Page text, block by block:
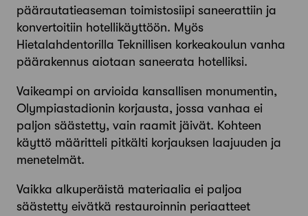
päärautatieaseman toimistosiipi saneerattiin ja
konvertoitiin hotellikäyttöön. Myös
Hietalahdentorilla Teknillisen korkeakoulun vanha
päärakennus aiotaan saneerata hotelliksi.
Vaikeampi on arvioida kansallisen monumentin,
Olympiastadionin korjausta, jossa vanhaa ei
paljon säästetty, vain raamit jäivät. Kohteen
käyttö määritteli pitkälti korjauksen laajuuden ja
menetelmät.
Vaikka alkuperäistä materiaalia ei paljoa
säästetty eivätkä restauroinnin periaatteet